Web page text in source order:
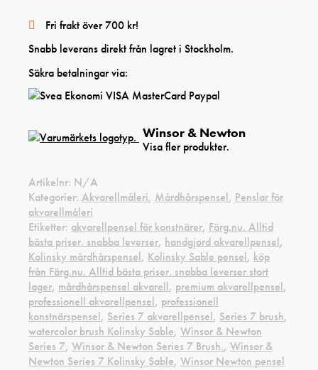
Brush
mängdFri frakt över 700 kr!
Snabb leverans direkt från lagret i Stockholm.
Säkra betalningar via:
Winsor & Newton
Visa fler produkter.
Artikelnr: N/A
Kategorier: Akvarellmåleri, Mårdhårspensel, Penslar för
akvarellmåleri
Etiketter: akvarellpensel för konstnärer, Färg.nu. Alltid
bästa priser. snabba leverser, handgjord akvarellpensel,
Kolinsky mårdhårspensel, Kolinsky Sable pensel, köp
från Färg.nu. Alltid bästa priser. snabba leverser stort
lager, mårdhårspensel akvarell, premium akvarellpensel,
professionell akvarellpensel, professionell
konstnärspensel, Series 7 akvarellpensel, Series 7 brush,
watercolor brush Kolinsky Sable, Winsor & Newton
Series 7, Winsor & Newton Series 7 Brush., Winsor &
Newton Series 7 Kolinsky Sable, Winsor Newton pensel